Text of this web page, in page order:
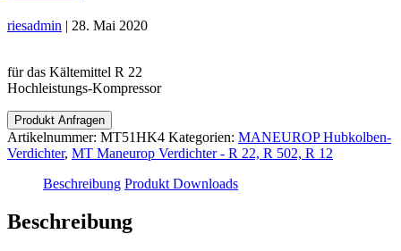
riesadmin | 28. Mai 2020
für das Kältemittel R 22
Hochleistungs-Kompressor
Produkt Anfragen
Artikelnummer: MT51HK4 Kategorien: MANEUROP Hubkolben-
Verdichter, MT Maneurop Verdichter - R 22, R 502, R 12
Beschreibung Produkt Downloads
Beschreibung